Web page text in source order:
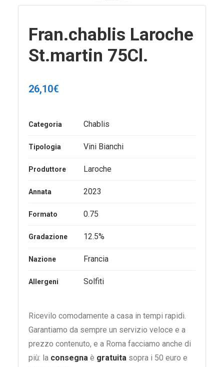
Fran.chablis Laroche
St.martin 75Cl.
26,10€
Categoria Chablis
Tipologia Vini Bianchi
Produttore Laroche
Annata 2023
Formato 0.75
Gradazione 12.5%
Nazione Francia
Allergeni Solfiti
Ricevilo comodamente a casa in tempi rapidi.
Garantiamo da sempre un servizio veloce e a
prezzo contenuto, e a Roma facciamo anche di
più: la consegna è gratuita sopra i 50 euro e